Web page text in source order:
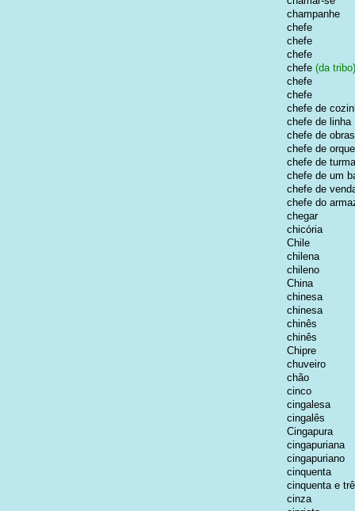
champanhe
chefe
chefe
chefe
chefe (da tribo)
chefe
chefe
chefe de
chefe de linha
chefe de obras
chefe de
chefe de turma
chefe de um
chefe de
chefe do
chegar
chicória
Chile
chilena
chileno
China
chinesa
chinesa
chinês
chinês
Chipre
chuveiro
chão
cinco
cingalesa
cingalês
Cingapura
cingapuriana
cingapuriano
cinquenta
cinquenta e
cinza